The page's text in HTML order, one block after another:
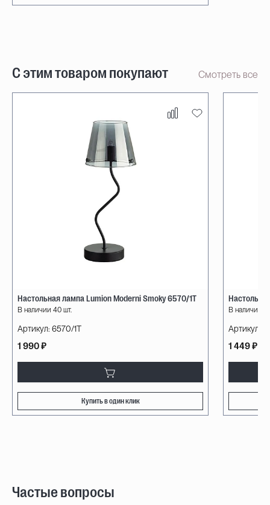
С этим товаром покупают Смотреть все
Настольная лампа Lumion Moderni Smoky 6570/1T
В наличии 40 шт.
Артикул: 6570/1T
1 990 ₽
Купить в один клик
В наличии
Артикул:
1 449 ₽
Частые вопросы